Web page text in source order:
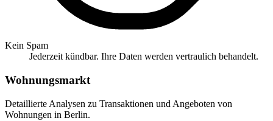
Kein Spam
Jederzeit kündbar. Ihre Daten werden vertraulich behandelt.
Wohnungsmarkt
Detaillierte Analysen zu Transaktionen und Angeboten von
Wohnungen in Berlin.